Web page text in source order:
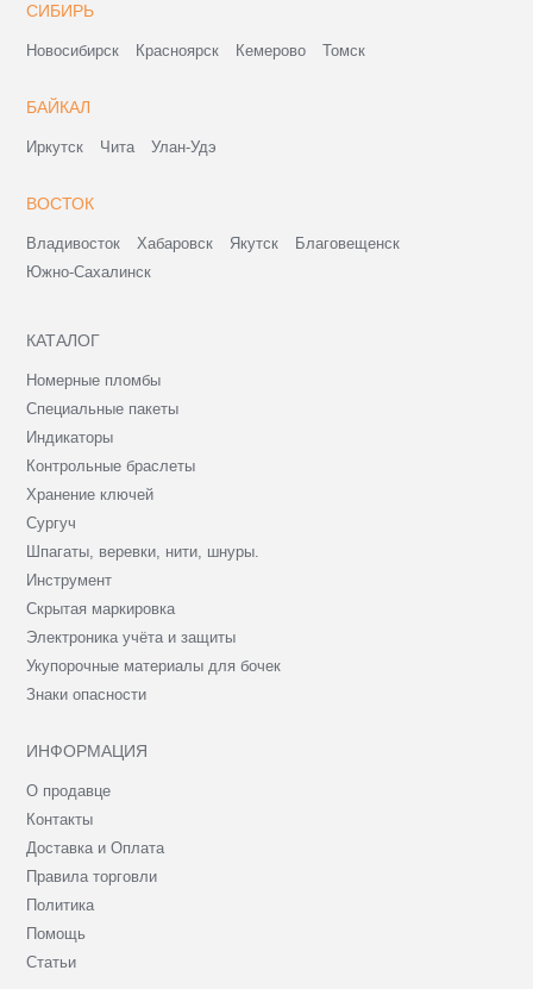
СИБИРЬ
Новосибирск Красноярск Кемерово Томск
БАЙКАЛ
Иркутск Чита Улан-Удэ
ВОСТОК
Владивосток Хабаровск Якутск
Благовещенск
Южно-Сахалинск
КАТАЛОГ
Номерные пломбы
Специальные пакеты
Индикаторы
Контрольные браслеты
Хранение ключей
Сургуч
Шпагаты, веревки, нити, шнуры.
Инструмент
Скрытая маркировка
Электроника учёта и защиты
Укупорочные материалы для бочек
Знаки опасности
ИНФОРМАЦИЯ
О продавце
Контакты
Доставка и Оплата
Правила торговли
Политика
Помощь
Статьи